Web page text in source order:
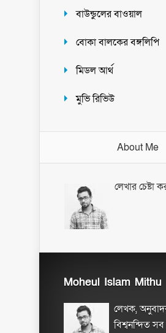
বাউন্ডুলের বাওয়াল
বোকা বালকের বঙ্গলিপি
মিডল আর্থ
মুভি রিভিউ
About Me
লেখার চেষ্টা
Moheul Islam Mithu
লেখক,
বিশ্বনন্দিত